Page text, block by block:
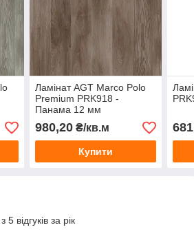
Ламінат AGT Marco Polo
Premium PRK918 -
Панама 12 мм
980,20₴/кв.м
Купити
відгуків за рік